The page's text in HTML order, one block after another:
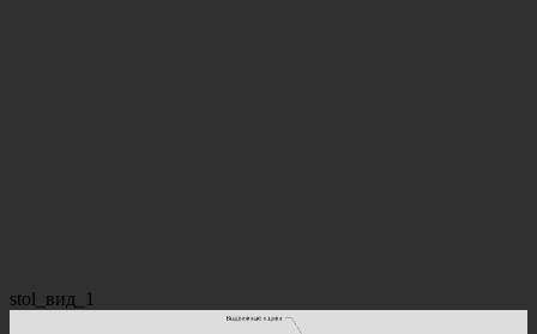
stol_вид_1